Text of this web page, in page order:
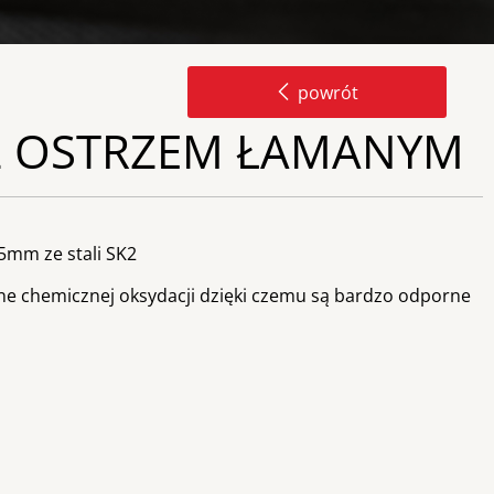
powrót
ŁAMANYM
ze stali SK2
chemicznej oksydacji dzięki czemu są bardzo odporne